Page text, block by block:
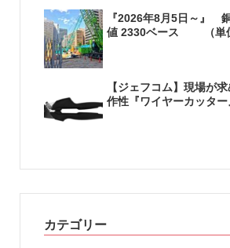
『2026年8月5日～』
値 2330ベース （単位
【ジェフコム】現場が
作性『ワイヤーカッター
カテゴリー